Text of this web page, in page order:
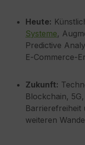
Heute:
Systeme,
Predictive
Zukunft:
Blockchain,
Barrierefreiheit
weiteren